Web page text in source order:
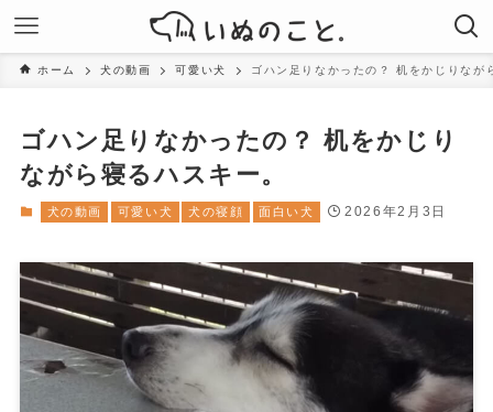
ホーム 犬の動画 可愛い犬 ゴハン足りなかったの？ 机をかじりなが
ゴハン足りなかったの？ 机をかじり
ながら寝るハスキー。
犬の動画 可愛い犬 犬の寝顔 面白い犬 2026年2月3日